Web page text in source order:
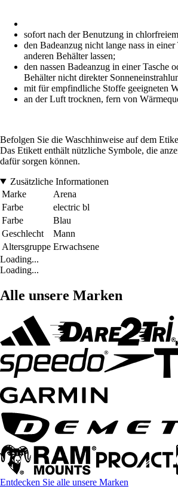
sofort nach der Benutzung in
den Badeanzug nicht lange nass in einer
anderen Behälter lassen;
den nassen Badeanzug in einer Tasche
Behälter nicht direkter
mit für empfindliche Stoffe geeigneten
an der Luft trocknen, fern von
Befolgen Sie die Waschhinweise auf dem
Das Etikett enthält nützliche Symbole, die
dafür sorgen können.
Zusätzliche Informationen
Marke
Arena
Farbe
electric bl
Farbe
Blau
Geschlecht
Mann
Altersgruppe Erwachsene
Loading...
Loading...
Alle unsere Marken
Entdecken Sie alle unsere Marken